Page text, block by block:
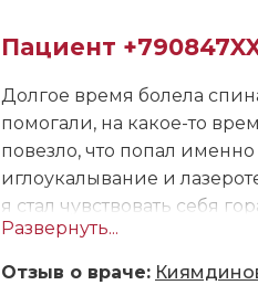
снова обращусь к В.Г.
Пациент
Долгое время болела
помогали, на какое-то
повезло, что попал
иглоукалывание и
я стал чувствовать себя
Развернуть...
Отзыв о враче: